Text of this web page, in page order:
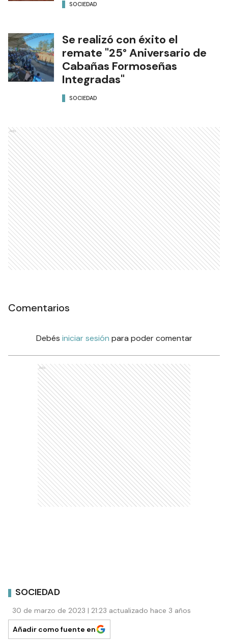
SOCIEDAD
Se realizó con éxito el
remate "25° Aniversario de
Cabañas Formoseñas
Integradas"
SOCIEDAD
Ads
Comentarios
Debés iniciar sesión para poder comentar
Ads
SOCIEDAD
30 de marzo de 2023 | 21:23 actualizado hace 3 años
Añadir como fuente en